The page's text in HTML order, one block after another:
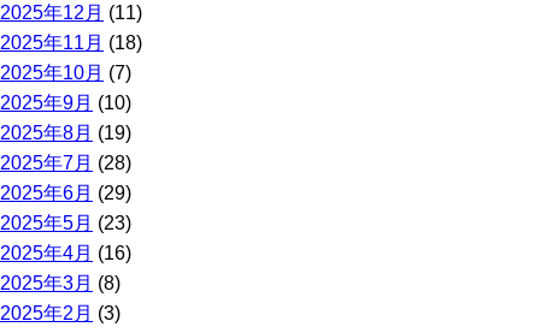
2025年12月 (11)
2025年11月 (18)
2025年10月 (7)
2025年9月 (10)
2025年8月 (19)
2025年7月 (28)
2025年6月 (29)
2025年5月 (23)
2025年4月 (16)
2025年3月 (8)
2025年2月 (3)